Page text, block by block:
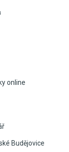
online
Budějovice